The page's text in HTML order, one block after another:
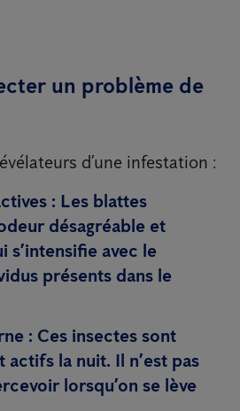
un problème de
d’une infestation :
: Les blattes
désagréable et
s’intensifie avec le
présents dans le
: Ces insectes sont
la nuit. Il n’est pas
lorsqu’on se lève